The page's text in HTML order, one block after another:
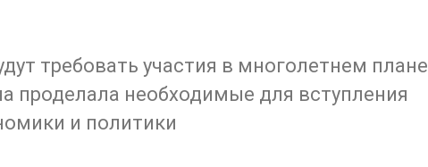
требовать участия в многолетнем плане
проделала необходимые для вступления
и политики